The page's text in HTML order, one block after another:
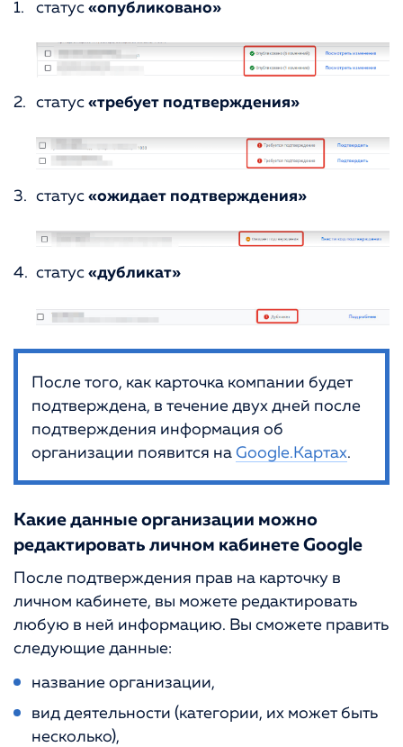
статус «опубликовано»
статус «требует подтверждения»
статус «ожидает подтверждения»
статус «дубликат»
После того, как карточка компании будет
подтверждена, в течение двух дней после
подтверждения информация об
организации появится на Google.Картах.
Какие данные организации можно
редактировать личном кабинете Google
После подтверждения прав на карточку в
личном кабинете, вы можете редактировать
любую в ней информацию. Вы сможете править
следующие данные:
название организации,
вид деятельности (категории, их может быть
несколько),